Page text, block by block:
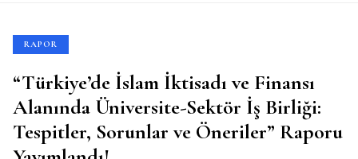
RAPOR
“Türkiye’de İslam İktisadı ve Finansı
Alanında Üniversite-Sektör İş Birliği:
Tespitler, Sorunlar ve Öneriler” Raporu